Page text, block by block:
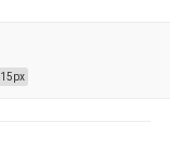
15px